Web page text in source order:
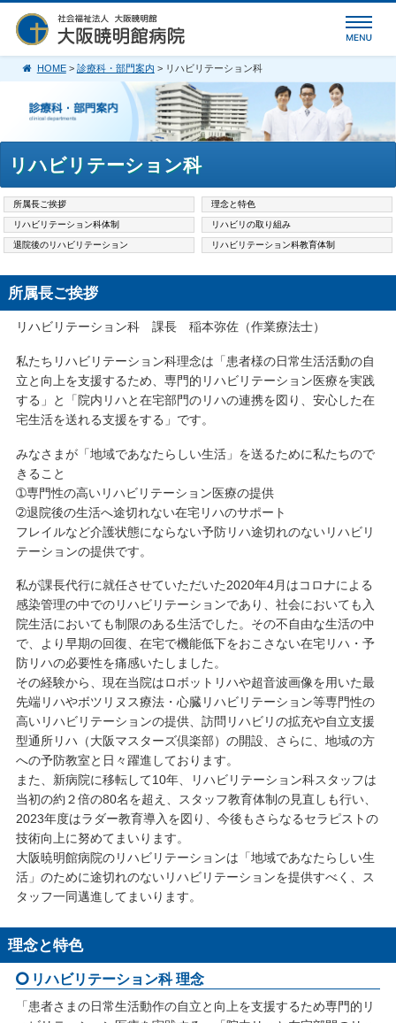
HOME> 診療科・部門案内 > リハビリテーション科
リハビリテーション科
所属長ご挨拶 理念と特色
リハビリテーション科体制 リハビリの取り組み
退院後のリハビリテーション リハビリテーション科教育体制
所属長ご挨拶
リハビリテーション科 課長 稲本弥佐（作業療法士）
私たちリハビリテーション科理念は「患者様の日常生活活動の自
立と向上を支援するため、専門的リハビリテーション医療を実践
する」と「院内リハと在宅部門のリハの連携を図り、安心した在
宅生活を送れる支援をする」です。
みなさまが「地域であなたらしい生活」を送るために私たちので
きること
➀専門性の高いリハビリテーション医療の提供
➁退院後の生活へ途切れない在宅リハのサポート
フレイルなど介護状態にならない予防リハ途切れのないリハビリ
テーションの提供です。
私が課長代行に就任させていただいた2020年4月はコロナによる
感染管理の中でのリハビリテーションであり、社会においても入
院生活においても制限のある生活でした。その不自由な生活の中
で、より早期の回復、在宅で機能低下をおこさない在宅リハ・予
防リハの必要性を痛感いたしました。
その経験から、現在当院はロボットリハや超音波画像を用いた最
先端リハやボツリヌス療法・心臓リハビリテーション等専門性の
高いリハビリテーションの提供、訪問リハビリの拡充や自立支援
型通所リハ（大阪マスターズ倶楽部）の開設、さらに、地域の方
への予防教室と日々躍進しております。
また、新病院に移転して10年、リハビリテーション科スタッフは
当初の約２倍の80名を超え、スタッフ教育体制の見直しも行い、
2023年度はラダー教育導入を図り、今後もさらなるセラピストの
技術向上に努めてまいります。
大阪暁明館病院のリハビリテーションは「地域であなたらしい生
活」のために途切れのないリハビリテーションを提供すべく、ス
タッフ一同邁進してまいります。
理念と特色
リハビリテーション科 理念
「患者さまの日常生活動作の自立と向上を支援するため専門的リ